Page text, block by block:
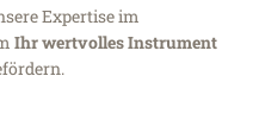
Expertise im
Ihr wertvolles Instrument